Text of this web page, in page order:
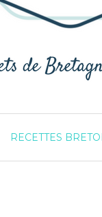
RECETTES